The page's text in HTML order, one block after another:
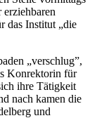
das Institut „die
„verschlug”,
Konrektorin für
ihre Tätigkeit
nach kamen die
und